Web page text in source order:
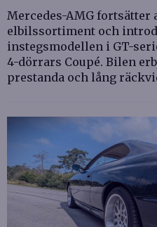
Mercedes-AMG fortsätter
elbilssortiment och
instegsmodellen i GT-
4-dörrars Coupé. Bilen
prestanda och lång